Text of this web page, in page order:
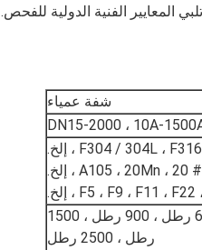
المعايير الفنية الدولية للفحص.
شفة عمياء
أ).ASTM B16.5: 150 رطل ، 300 رطل ، 400 رطل ، 600 رطل ، 900 رطل ، 1500
رطل ، 2500 رطل